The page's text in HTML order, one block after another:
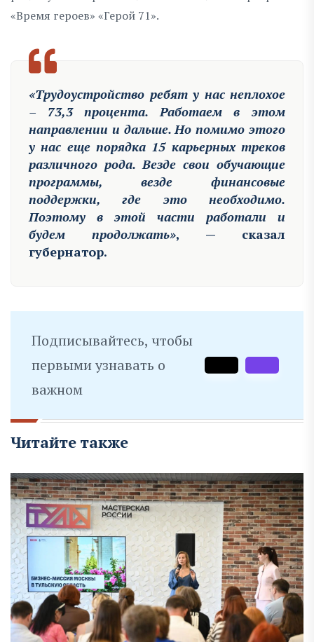
«Время героев» «Герой 71».
«Трудоустройство ребят у нас неплохое
– 73,3 процента. Работаем в этом
направлении и дальше. Но помимо этого
у нас еще порядка 15 карьерных треков
различного рода. Везде свои обучающие
программы, везде финансовые
поддержки, где это необходимо.
Поэтому в этой части работали и
будем продолжать», — сказал
губернатор.
Подписывайтесь, чтобы
первыми узнавать о
важном
Читайте также